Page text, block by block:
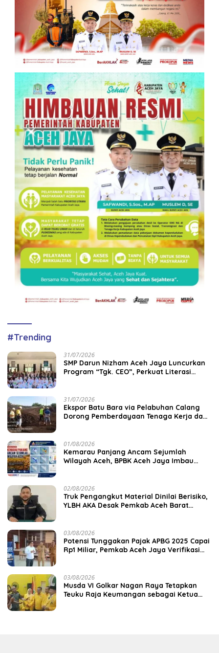
#Trending
31/07/2026
SMP Darun Nizham Aceh Jaya Luncurkan
Program “Tgk. CEO”, Perkuat Literasi
31/07/2026
‎Ekspor Batu Bara via Pelabuhan Calang
Dorong Pemberdayaan Tenaga Kerja dan
01/08/2026
Kemarau Panjang Ancam Sejumlah
Wilayah Aceh, BPBK Aceh Jaya Imbau
02/08/2026
Truk Pengangkut Material Dinilai Berisiko,
YLBH AKA Desak Pemkab Aceh Barat
03/08/2026
Potensi Tunggakan Pajak APBG 2025 Capai
Rp1 Miliar, Pemkab Aceh Jaya Verifikasi
03/08/2026
Musda VI Golkar Nagan Raya Tetapkan
Teuku Raja Keumangan sebagai Ketua